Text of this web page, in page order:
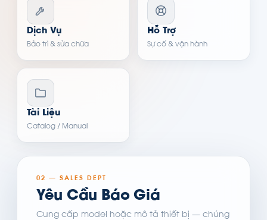
Dịch Vụ
Bảo trì & sửa chữa
Hỗ Trợ
Sự cố & vận hành
Tài Liệu
Catalog / Manual
02 — SALES DEPT
Yêu Cầu Báo Giá
Cung cấp model hoặc mô tả thiết bị — chúng